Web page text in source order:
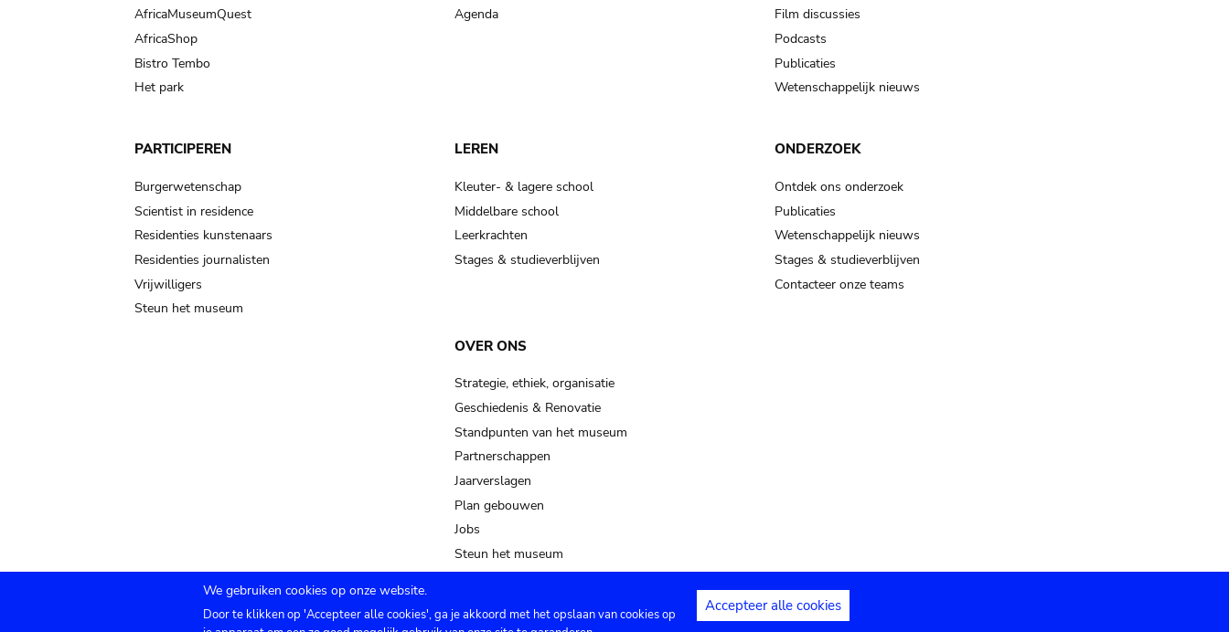
cooking-pot
jar; mud?
soil, earth
AfricaMuseumQuest
AfricaShop
Bistro Tembo
Het park
Agenda
Film discussies
Podcasts
Publicaties
Wetenschappelijk nieuws
PARTICIPEREN
Burgerwetenschap
Scientist in residence
Residenties kunstenaars
Residenties journalisten
Vrijwilligers
Steun het museum
LEREN
Kleuter- & lagere school
Middelbare school
Leerkrachten
Stages & studieverblijven
ONDERZOEK
Ontdek ons onderzoek
Publicaties
Wetenschappelijk nieuws
Stages & studieverblijven
Contacteer onze teams
OVER ONS
Strategie, ethiek, organisatie
Geschiedenis & Renovatie
Standpunten van het museum
Partnerschappen
Jaarverslagen
Plan gebouwen
Jobs
Steun het museum
We gebruiken cookies op onze website.
Door te klikken op 'Accepteer alle cookies', ga je akkoord met het opslaan van cookies op
Accepteer alle cookies